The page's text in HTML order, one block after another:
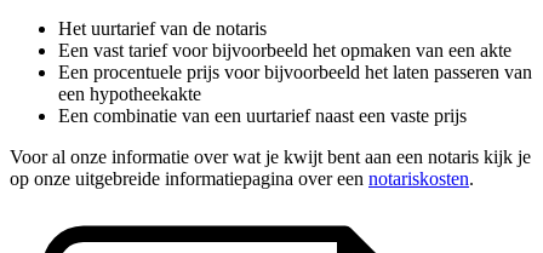
Het uurtarief van de notaris
Een vast tarief voor bijvoorbeeld het opmaken van een akte
Een procentuele prijs voor bijvoorbeeld het laten passeren van
een hypotheekakte
Een combinatie van een uurtarief naast een vaste prijs
Voor al onze informatie over wat je kwijt bent aan een notaris kijk je
op onze uitgebreide informatiepagina over een notariskosten.